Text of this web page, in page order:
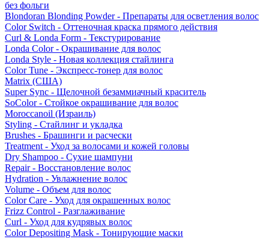
без фольги
Blondoran Blonding Powder - Препараты для осветления волос
Color Switch - Оттеночная краска прямого действия
Curl & Londa Form - Текстурирование
Londa Color - Окрашивание для волос
Londa Style - Новая коллекция стайлинга
Color Tune - Экспресс-тонер для волос
Matrix (США)
Super Sync - Щелочной безаммиачный краситель
SoColor - Стойкое окрашивание для волос
Moroccanoil (Израиль)
Styling - Стайлинг и укладка
Brushes - Брашинги и расчески
Treatment - Уход за волосами и кожей головы
Dry Shampoo - Сухие шампуни
Repair - Восстановление волос
Hydration - Увлажнение волос
Volume - Объем для волос
Color Care - Уход для окрашенных волос
Frizz Control - Разглаживание
Curl - Уход для кудрявых волос
Color Depositing Mask - Тонирующие маски